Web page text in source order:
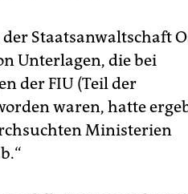
Staatsanwaltschaft
Unterlagen, die bei
der FIU (Teil der
waren, hatte
Ministerien